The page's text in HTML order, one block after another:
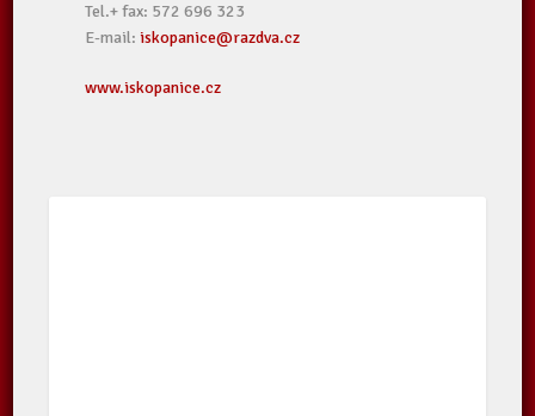
Tel.+ fax: 572 696 323
E-mail:iskopanice@razdva.cz
www.iskopanice.cz